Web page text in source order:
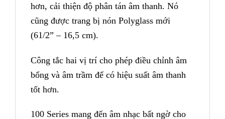
hơn, cải thiện độ phân tán âm thanh. Nó
cũng được trang bị nón Polyglass mới
(61/2” – 16,5 cm).
Công tắc hai vị trí cho phép điều chỉnh âm
bổng và âm trầm để có hiệu suất âm thanh
tốt hơn.
100 Series mang đến âm nhạc bất ngờ cho